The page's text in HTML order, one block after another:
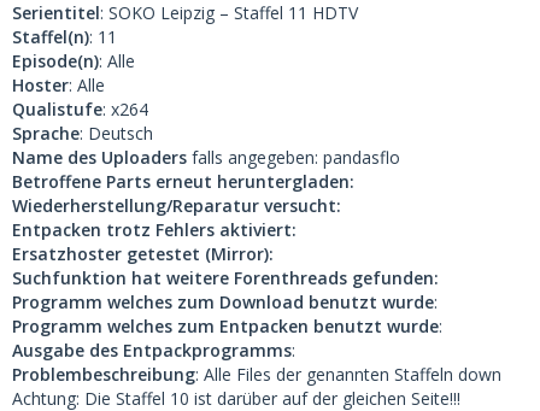
Serientitel: SOKO Leipzig – Staffel 11 HDTV
Staffel(n): 11
Episode(n): Alle
Hoster: Alle
Qualistufe: x264
Sprache: Deutsch
Name des Uploaders falls angegeben: pandasflo
Betroffene Parts erneut heruntergladen:
Wiederherstellung/Reparatur versucht:
Entpacken trotz Fehlers aktiviert:
Ersatzhoster getestet (Mirror):
Suchfunktion hat weitere Forenthreads gefunden:
Programm welches zum Download benutzt wurde:
Programm welches zum Entpacken benutzt wurde:
Ausgabe des Entpackprogramms:
Problembeschreibung: Alle Files der genannten Staffeln down
Achtung: Die Staffel 10 ist darüber auf der gleichen Seite!!!